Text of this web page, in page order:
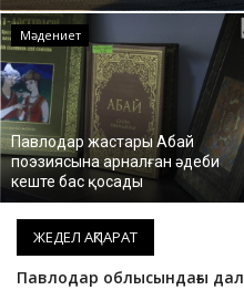
Тілді тандаңыз
Қазақша Русский
Мәдениет
Павлодар жастары Абай
поэзиясына арналған әдеби
кеште бас қосады
ЖЕДЕЛ АҚПАРАТ